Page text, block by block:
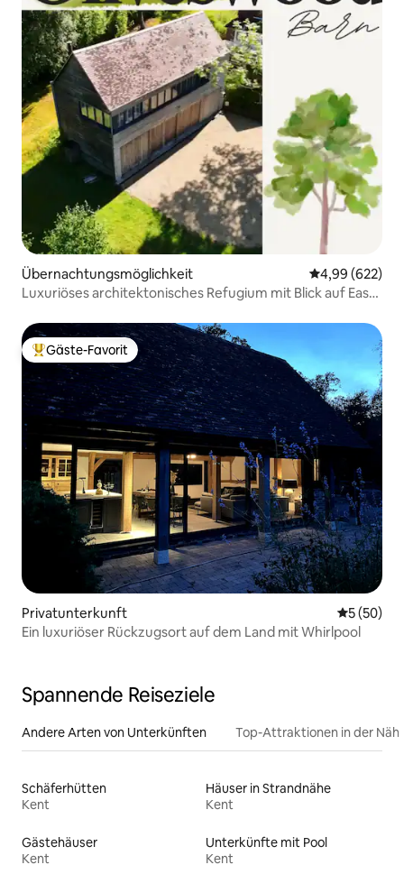
Übernachtungsmöglichkeit
4,99 (622)
Luxuriöses architektonisches Refugium mit Blick auf East
Beliebter Gäste-Favorit.
Gäste-Favorit
Privatunterkunft
5 (50)
Ein luxuriöser Rückzugsort auf dem Land mit Whirlpool
Spannende Reiseziele
Andere Arten von Unterkünften Top-Attraktionen in der
Schäferhütten
Kent
Häuser in Strandnähe
Kent
Gästehäuser
Kent
Unterkünfte mit Pool
Kent